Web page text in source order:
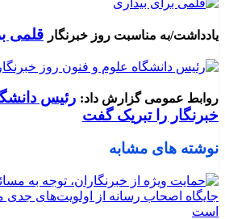
یادداشت/به مناسبت روز خبرنگار قلمی
روابط عمومی گزارش داد: رئیس
خبرنگار را تبریک گفت
نوشته های مشابه